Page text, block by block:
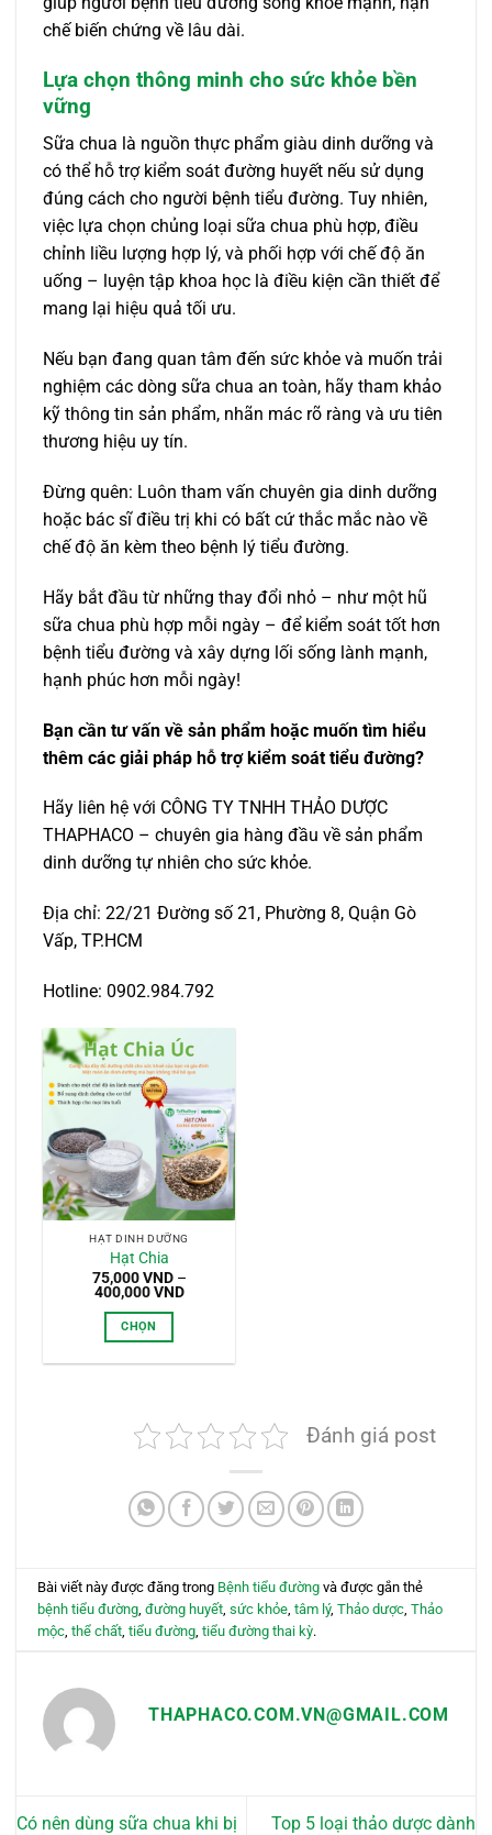
chế biến chứng về lâu dài.
Lựa chọn thông minh cho sức khỏe bền
vững
Sữa chua là nguồn thực phẩm giàu dinh dưỡng và
có thể hỗ trợ kiểm soát đường huyết nếu sử dụng
đúng cách cho người bệnh tiểu đường. Tuy nhiên,
việc lựa chọn chủng loại sữa chua phù hợp, điều
chỉnh liều lượng hợp lý, và phối hợp với chế độ ăn
uống – luyện tập khoa học là điều kiện cần thiết để
mang lại hiệu quả tối ưu.
Nếu bạn đang quan tâm đến sức khỏe và muốn trải
nghiệm các dòng sữa chua an toàn, hãy tham khảo
kỹ thông tin sản phẩm, nhãn mác rõ ràng và ưu tiên
thương hiệu uy tín.
Đừng quên: Luôn tham vấn chuyên gia dinh dưỡng
hoặc bác sĩ điều trị khi có bất cứ thắc mắc nào về
chế độ ăn kèm theo bệnh lý tiểu đường.
Hãy bắt đầu từ những thay đổi nhỏ – như một hũ
sữa chua phù hợp mỗi ngày – để kiểm soát tốt hơn
bệnh tiểu đường và xây dựng lối sống lành mạnh,
hạnh phúc hơn mỗi ngày!
Bạn cần tư vấn về sản phẩm hoặc muốn tìm hiểu
thêm các giải pháp hỗ trợ kiểm soát tiểu đường?
Hãy liên hệ với CÔNG TY TNHH THẢO DƯỢC
THAPHACO – chuyên gia hàng đầu về sản phẩm
dinh dưỡng tự nhiên cho sức khỏe.
Địa chỉ: 22/21 Đường số 21, Phường 8, Quận Gò
Vấp, TP.HCM
Hotline: 0902.984.792
HẠT DINH DƯỠNG
Hạt Chia
75,000VND –
400,000VNDKhoảng
400,000 VND
CHỌN
có
nhiều
thể.
Các
có
thể
được
sản
Đánh giá post
Bài viết này được đăng trong Bệnh tiểu đường và được gắn thẻ
bệnh tiểu đường ,đường huyết ,sức khỏe ,tâm lý,Thảo dược ,Thảo
mộc ,thể chất ,tiểu đường ,tiểu đường thai kỳ.
THAPHACO.COM.VN@GMAIL.COM
Có nên dùng sữa chua khi bị
Top 5 loại thảo dược dành